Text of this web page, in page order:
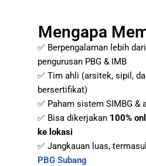
Mengapa
✅ Berpengalaman lebih
pengurusan PBG & IMB
✅ Tim ahli (arsitek, sipil,
bersertifikat)
✅ Paham sistem SIMBG &
✅ Bisa dikerjakan 100%
ke lokasi
✅ Jangkauan luas,
PBG Subang